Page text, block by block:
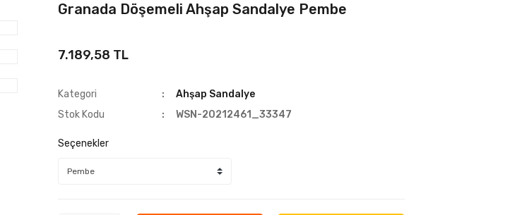
Granada Döşemeli Ahşap Sandalye Pembe
7.189,58 TL
Kategori
Ahşap Sandalye
Stok Kodu
WSN-20212461_33347
Seçenekler